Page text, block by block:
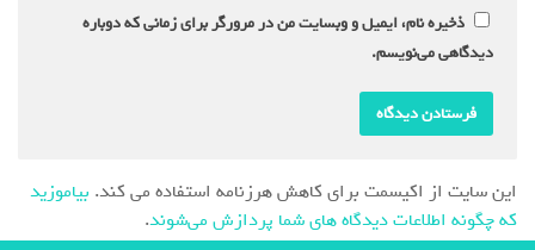
ذخیره نام، ایمیل و وبسایت من در مرورگر برای زمانی که دوباره
دیدگاهی می‌نویسم.
این سایت از اکیسمت برای کاهش هرزنامه استفاده می کند. بیاموزید
که چگونه اطلاعات دیدگاه های شما پردازش می‌شوند.